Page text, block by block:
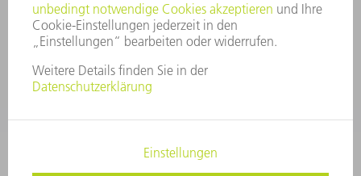
SOZIALES & GESELLSCHAFT
UNTERNEHMENSFÜHRUNG
IMPRESSUM
DATENSCHUTZ
COPYRIGHT UND MARKENZEICHEN
AGB